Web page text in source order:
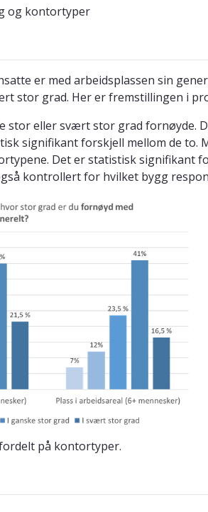
og kontortyper
er med arbeidsplassen sin
stor grad. Her er fremstillingen i
stor eller svært stor grad fornøyde.
signifikant forskjell mellom de to.
Det er statistisk signifikant
kontrollert for hvilket bygg
på kontortyper.